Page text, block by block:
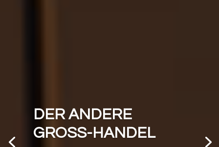
LICHT OHNE
GRENZEN